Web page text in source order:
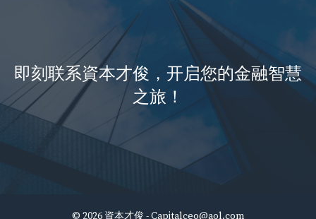
即刻联系資本才俊，开启您的金融智慧
之旅！
© 2026 資本才俊 -Capitalceo@aol.com